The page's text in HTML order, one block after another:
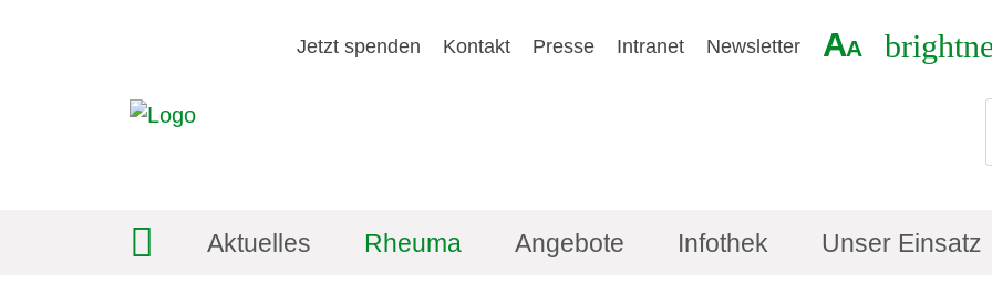
Jetzt spenden Kontakt Presse Intranet Newsletter AA
Aktuelles Rheuma Angebote Infothek Unser Einsatz